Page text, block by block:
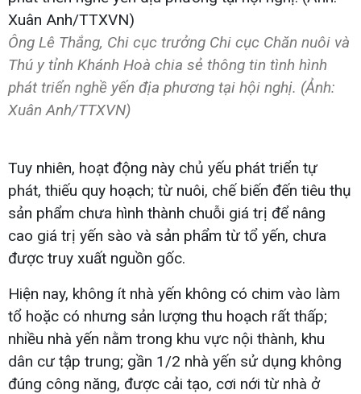
Ông Lê Thắng, Chi cục trưởng Chi cục Chăn nuôi và
Thú y tỉnh Khánh Hoà chia sẻ thông tin tình hình
phát triển nghề yến địa phương tại hội nghị. (Ảnh:
Xuân Anh/TTXVN)
Tuy nhiên, hoạt động này chủ yếu phát triển tự
phát, thiếu quy hoạch; từ nuôi, chế biến đến tiêu thụ
sản phẩm chưa hình thành chuỗi giá trị để nâng
cao giá trị yến sào và sản phẩm từ tổ yến, chưa
được truy xuất nguồn gốc.
Hiện nay, không ít nhà yến không có chim vào làm
tổ hoặc có nhưng sản lượng thu hoạch rất thấp;
nhiều nhà yến nằm trong khu vực nội thành, khu
dân cư tập trung; gần 1/2 nhà yến sử dụng không
đúng công năng, được cải tạo, cơi nới từ nhà ở